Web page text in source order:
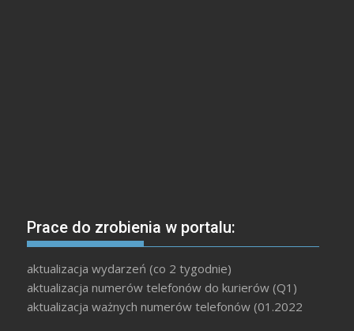
Prace do zrobienia w portalu:
aktualizacja wydarzeń (co 2 tygodnie)
aktualizacja numerów telefonów do kurierów (Q1)
aktualizacja ważnych numerów telefonów (01.2022